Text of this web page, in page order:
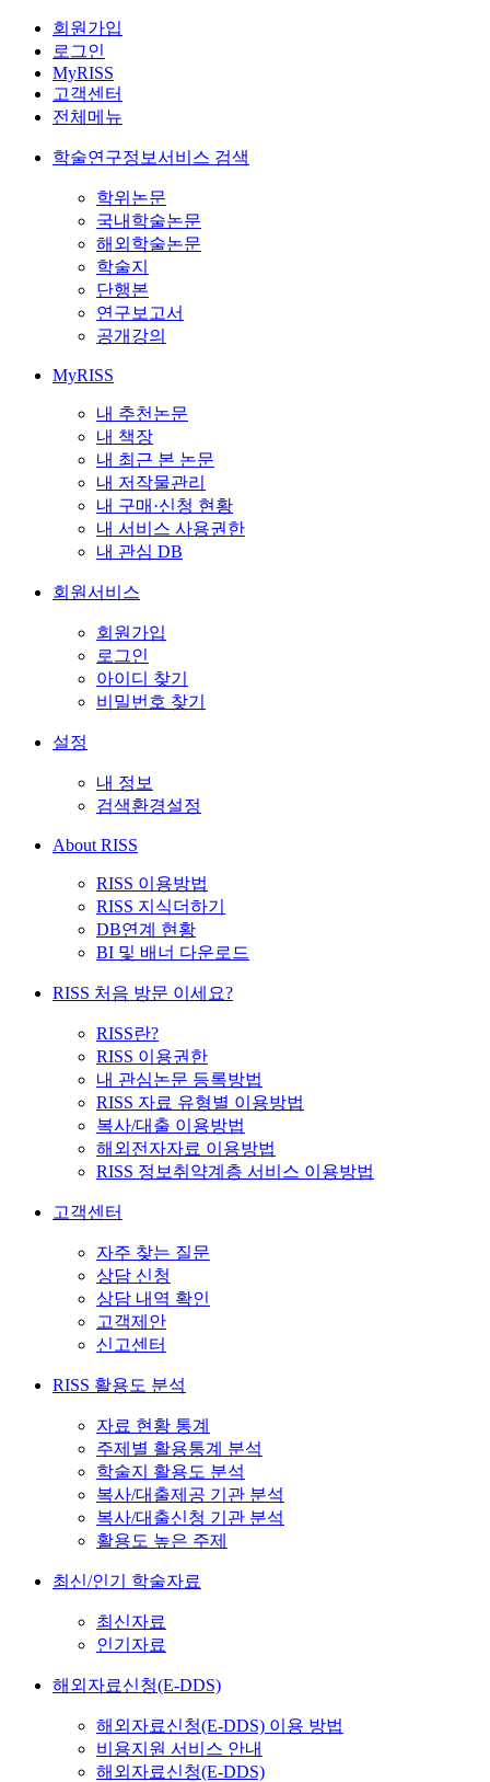
회원가입
로그인
MyRISS
고객센터
전체메뉴
학술연구정보서비스 검색
학위논문
국내학술논문
해외학술논문
학술지
단행본
연구보고서
공개강의
MyRISS
내 추천논문
내 책장
내 최근 본 논문
내 저작물관리
내 구매·신청 현황
내 서비스 사용권한
내 관심 DB
회원서비스
회원가입
로그인
아이디 찾기
비밀번호 찾기
설정
내 정보
검색환경설정
About RISS
RISS 이용방법
RISS 지식더하기
DB연계 현황
BI 및 배너 다운로드
RISS 처음 방문 이세요?
RISS란?
RISS 이용권한
내 관심논문 등록방법
RISS 자료 유형별 이용방법
복사/대출 이용방법
해외전자자료 이용방법
RISS 정보취약계층 서비스 이용방법
고객센터
자주 찾는 질문
상담 신청
상담 내역 확인
고객제안
신고센터
RISS 활용도 분석
자료 현황 통계
주제별 활용통계 분석
학술지 활용도 분석
복사/대출제공 기관 분석
복사/대출신청 기관 분석
활용도 높은 주제
최신/인기 학술자료
최신자료
인기자료
해외자료신청(E-DDS)
해외자료신청(E-DDS) 이용 방법
비용지원 서비스 안내
해외자료신청(E-DDS)